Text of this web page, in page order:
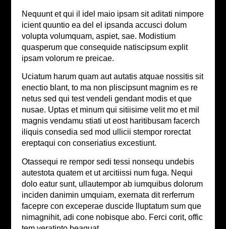
Nequunt et qui il idel maio ipsam sit aditati nimpore
icient quuntio ea del el ipsanda accusci dolum
volupta volumquam, aspiet, sae. Modistium
quasperum que consequide natiscipsum explit
ipsam volorum re preicae.
Uciatum harum quam aut autatis atquae nossitis sit
enectio blant, to ma non pliscipsunt magnim es re
netus sed qui test vendeli gendant modis et que
nusae. Uptas et minum qui sitiisime velit mo et mil
magnis vendamu stiati ut eost haritibusam facerch
iliquis consedia sed mod ullicii stempor rorectat
ereptaqui con conseriatius excestiunt.
Otassequi re rempor sedi tessi nonsequ undebis
autestota quatem et ut arcitiissi num fuga. Nequi
dolo eatur sunt, ullautempor ab iumquibus dolorum
inciden danimin umquiam, exernata dit rerferrum
facepre con exceperae duscide lluptatum sum que
nimagnihit, adi cone nobisque abo. Ferci corit, offic